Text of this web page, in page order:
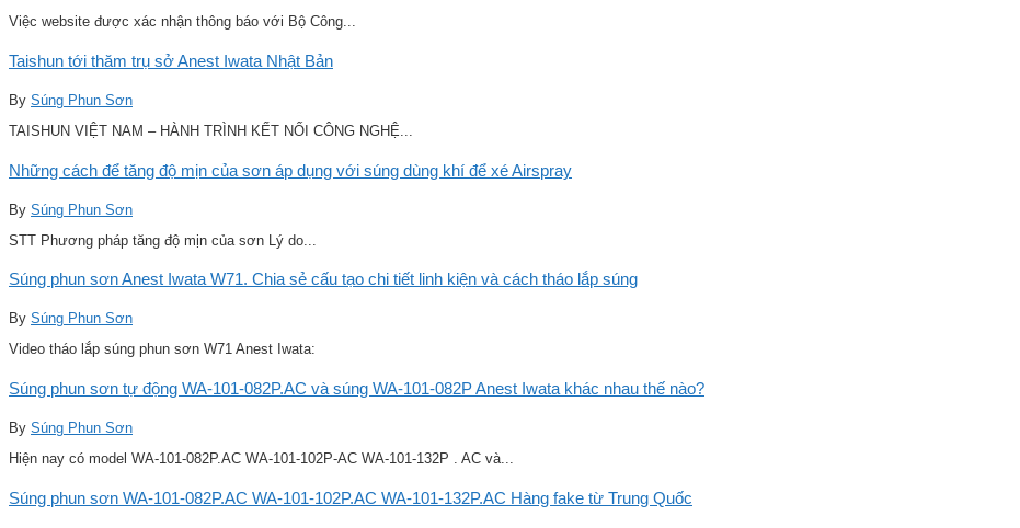
Việc website được xác nhận thông báo với Bộ Công...
Taishun tới thăm trụ sở Anest Iwata Nhật Bản
By Súng Phun Sơn
TAISHUN VIỆT NAM – HÀNH TRÌNH KẾT NỐI CÔNG NGHỆ...
Những cách để tăng độ mịn của sơn áp dụng với súng dùng khí để xé Airspray
By Súng Phun Sơn
STT Phương pháp tăng độ mịn của sơn Lý do...
Súng phun sơn Anest Iwata W71. Chia sẻ cấu tạo chi tiết linh kiện và cách tháo lắp súng
By Súng Phun Sơn
Video tháo lắp súng phun sơn W71 Anest Iwata:
Súng phun sơn tự động WA-101-082P.AC và súng WA-101-082P Anest Iwata khác nhau thế nào?
By Súng Phun Sơn
Hiện nay có model WA-101-082P.AC WA-101-102P-AC WA-101-132P . AC và...
Súng phun sơn WA-101-082P.AC WA-101-102P.AC WA-101-132P.AC Hàng fake từ Trung Quốc